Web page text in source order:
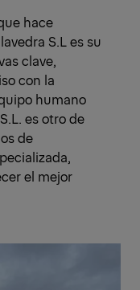
hace
S.L es su
clave,
con la
humano
es otro de
de
el mejor